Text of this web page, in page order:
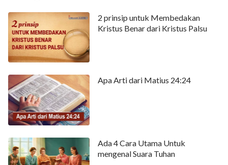
2 prinsip untuk Membedakan
Kristus Benar dari Kristus Palsu
Apa Arti dari Matius 24:24
Ada 4 Cara Utama Untuk
mengenal Suara Tuhan